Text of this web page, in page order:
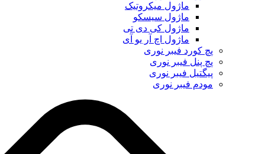
ماژول میکروتیک
ماژول سیسکو
ماژول کی دی تی
ماژول اچ آر یو آی
پچ کورد فیبر نوری
پچ پنل فیبر نوری
پیگتیل فیبر نوری
مودم فیبر نوری